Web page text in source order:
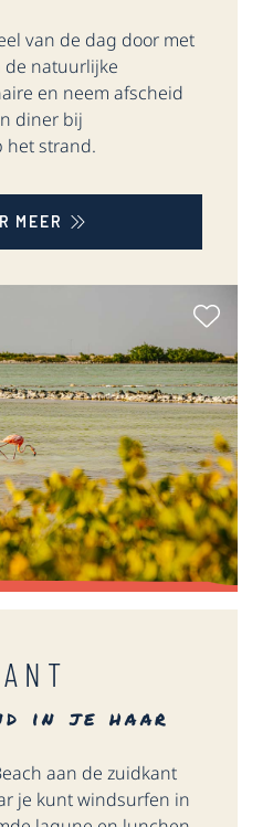
van de dag door met
de natuurlijke
en neem afscheid
diner bij
het strand.
MEER
Als
in je haar
aan de zuidkant
je kunt windsurfen in